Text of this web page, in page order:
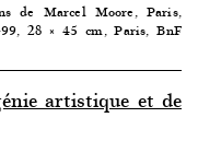
de Marcel Moore, Paris,
28 × 45 cm, Paris, BnF
artistique et de